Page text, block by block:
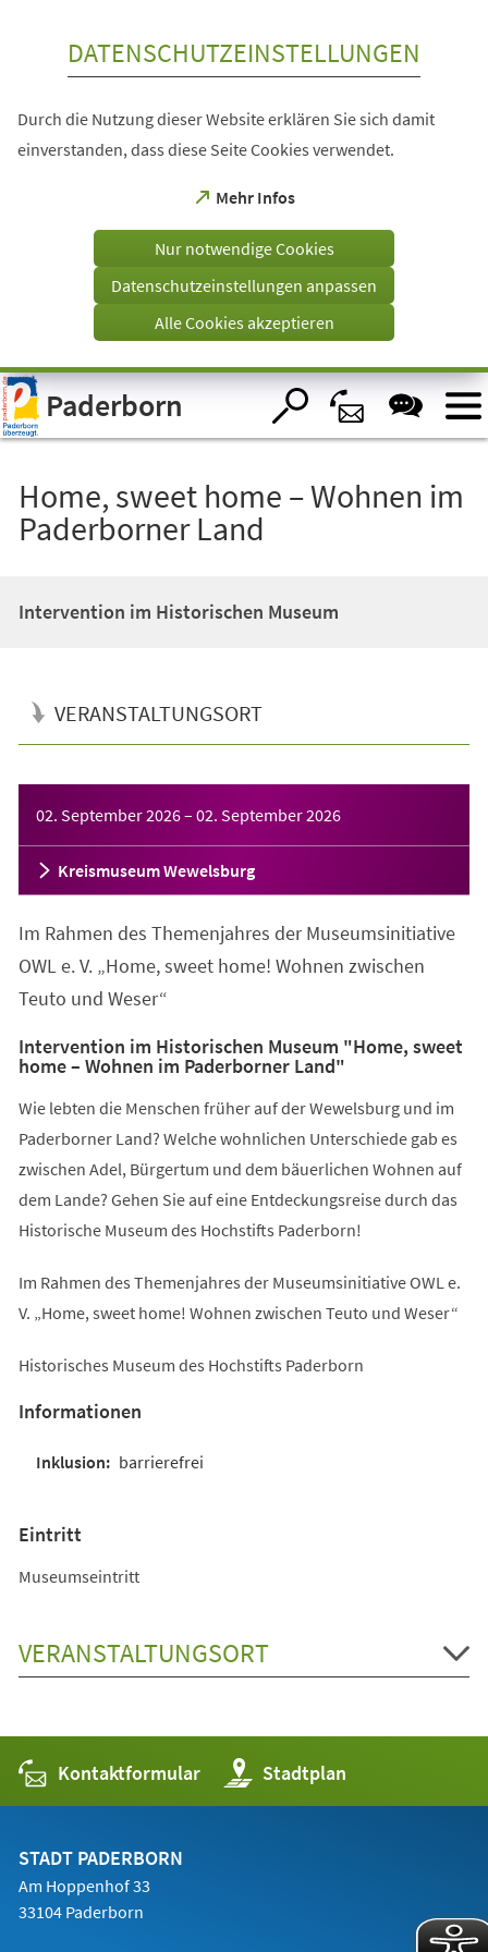
Visuelle
Assistenzsoftware
öffnen.
DATENSCHUTZEINSTELLUNGEN
Durch die Nutzung dieser Website erklären Sie sich damit
einverstanden, dass diese Seite Cookies verwendet.
Mehr Infos
(Öffnet
einem
Tab)
Nur notwendige Cookies
Datenschutzeinstellungen anpassen
Alle Cookies akzeptieren
Paderborn
Home, sweet home – Wohnen im
Paderborner Land
Intervention im Historischen Museum
VERANSTALTUNGSORT
02. September 2026– 02. September 2026
Kreismuseum Wewelsburg
Im Rahmen des Themenjahres der Museumsinitiative
OWL e. V. „Home, sweet home! Wohnen zwischen
Teuto und Weser“
Intervention im Historischen Museum "Home, sweet
home – Wohnen im Paderborner Land"
Wie lebten die Menschen früher auf der Wewelsburg und im
Paderborner Land? Welche wohnlichen Unterschiede gab es
zwischen Adel, Bürgertum und dem bäuerlichen Wohnen auf
dem Lande? Gehen Sie auf eine Entdeckungsreise durch das
Historische Museum des Hochstifts Paderborn!
Im Rahmen des Themenjahres der Museumsinitiative OWL e.
V. „Home, sweet home! Wohnen zwischen Teuto und Weser“
Historisches Museum des Hochstifts Paderborn
Informationen
barrierefrei
Eintritt
Museumseintritt
VERANSTALTUNGSORT
Kontaktformular Stadtplan
(Öffnet
in
einem
STADT PADERBORN
Am Hoppenhof 33
33104 Paderborn